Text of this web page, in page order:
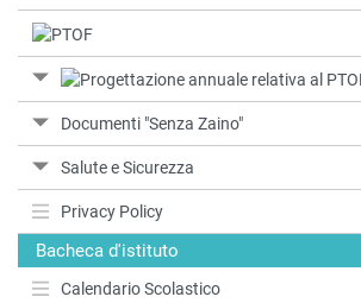
Documenti "Senza Zaino"
Salute e Sicurezza
Privacy Policy
Bacheca d'istituto
Calendario Scolastico